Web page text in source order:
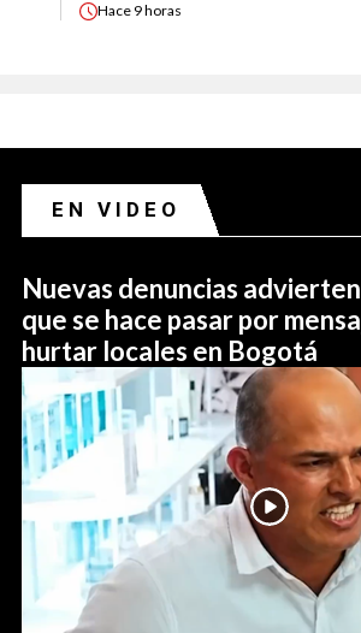
Hace 9 horas
EN VIDEO
Nuevas denuncias
que se hace pasar por
hurtar locales en Bogotá